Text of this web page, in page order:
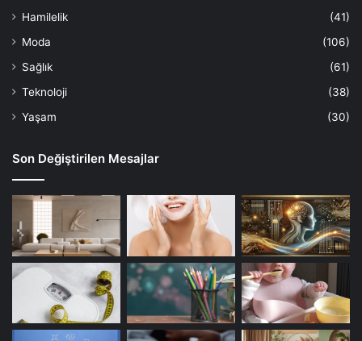
Hamilelik
(41)
Moda
(106)
Sağlık
(61)
Teknoloji
(38)
Yaşam
(30)
Son Değiştirilen Mesajlar